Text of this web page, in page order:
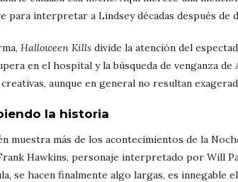
para interpretar a Lindsey décadas después
Halloween Kills divide la atención del
en el hospital y la búsqueda de venganza
aunque en general no resultan
la historia
muestra más de los acontecimientos de la
Hawkins, personaje interpretado por Will
se hacen finalmente algo largas, es